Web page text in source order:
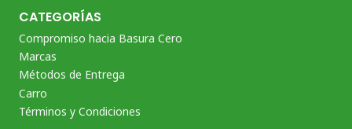
CATEGORÍAS
Compromiso hacia Basura Cero
Marcas
Métodos de Entrega
Carro
Términos y Condiciones